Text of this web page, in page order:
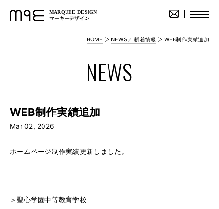
MARQUEE DESIGN
マーキーデザイン
HOME NEWS／ 新着情報 WEB制作実績追加
NEWS
WEB制作実績追加
Mar 02, 2026
ホームページ制作実績更新しました。
＞聖心学園中等教育学校